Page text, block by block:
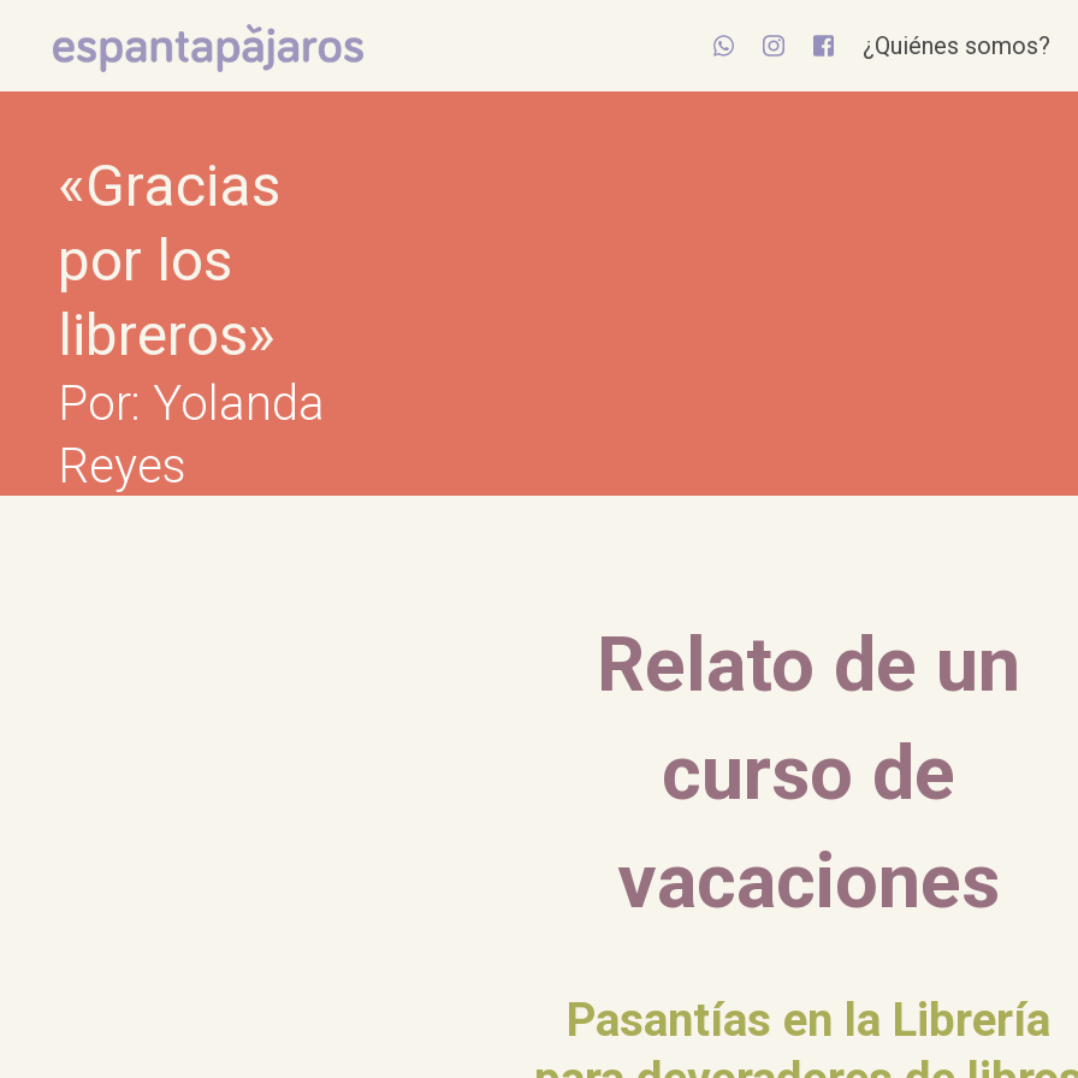
content
¿Quiénes somos?
«Gracias
por los
libreros»
Por: Yolanda
Reyes
Relato de un
curso de
vacaciones
Pasantías en la Librería